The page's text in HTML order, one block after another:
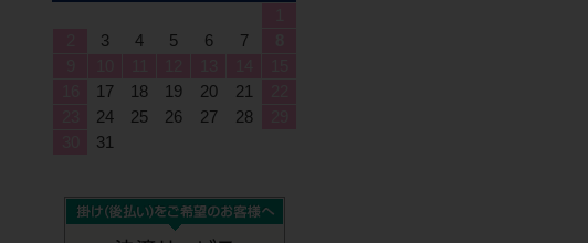
3 4 5 6 7
17 18 19 20 21
24 25 26 27 28
31